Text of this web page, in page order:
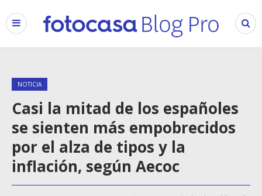
NOTICIA
Casi la mitad de los españoles
se sienten más empobrecidos
por el alza de tipos y la
inflación, según Aecoc